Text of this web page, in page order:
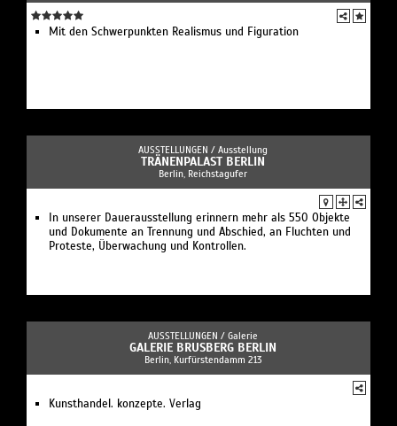
Mit den Schwerpunkten Realismus und Figuration
AUSSTELLUNGEN / Ausstellung
TRÄNENPALAST BERLIN
Berlin, Reichstagufer
In unserer Dauerausstellung erinnern mehr als 550 Objekte
und Dokumente an Trennung und Abschied, an Fluchten und
Proteste, Überwachung und Kontrollen.
AUSSTELLUNGEN / Galerie
GALERIE BRUSBERG BERLIN
Berlin, Kurfürstendamm 213
Kunsthandel. konzepte. Verlag